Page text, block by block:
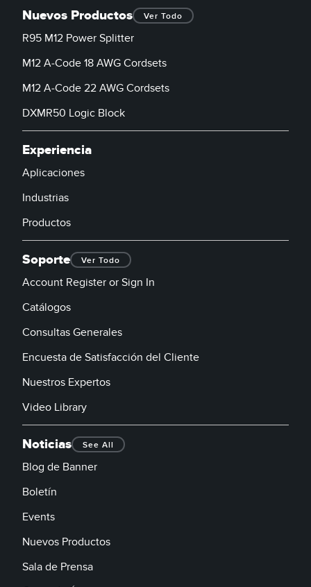
Nuevos Productos Ver Todo
R95 M12 Power Splitter
M12 A-Code 18 AWG Cordsets
M12 A-Code 22 AWG Cordsets
DXMR50 Logic Block
Experiencia
Aplicaciones
Industrias
Productos
Soporte Ver Todo
Account Register or Sign In
Catálogos
Consultas Generales
Encuesta de Satisfacción del Cliente
Nuestros Expertos
Video Library
Noticias See All
Blog de Banner
Boletín
Events
Nuevos Productos
Sala de Prensa